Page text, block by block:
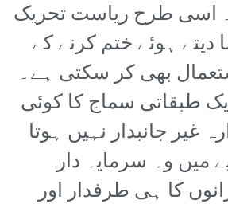
اسی طرح ریاست تحریک
دیتے ہوئے ختم کرنے کے
بھی کر سکتی ہے۔
طبقاتی سماج کا کوئی
غیر جانبدار نہیں ہوتا
میں وہ سرمایہ دار
کا ہی طرفدار اور